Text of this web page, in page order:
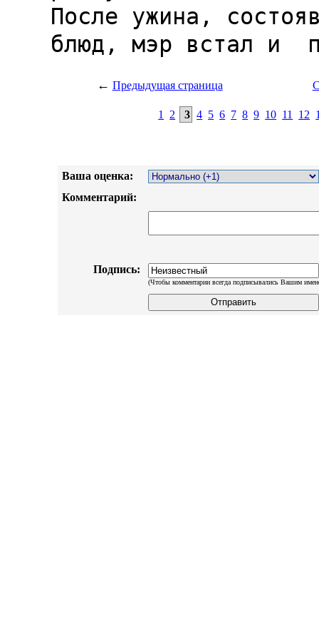
← Предыдущая страница
1 2 3 4 5 6 7 8 9 10 11 12
Ваша оценка:
Комментарий:
Подпись:
(Чтобы комментарии всегда подписывались Вашим